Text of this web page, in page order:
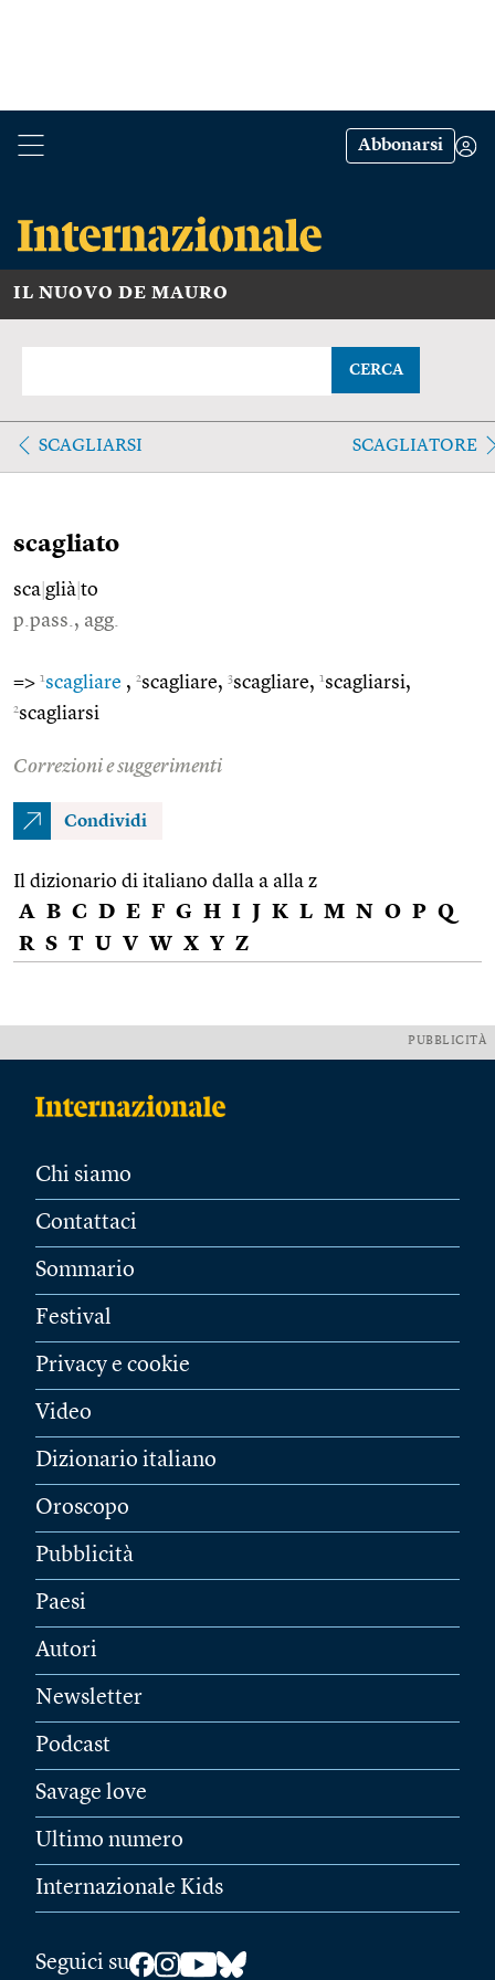
Abbonarsi
IL NUOVO DE MAURO
CERCA
SCAGLIARSI SCAGLIATORE
scagliato
sca glià to
p.pass., agg.
=> 1scagliare , 2scagliare, 3scagliare, 1scagliarsi,
2scagliarsi
Correzioni e suggerimenti
Condividi
Il dizionario di italiano dalla a alla z
A B C D E F G H I J K L M N O P Q
R S T U V W X Y Z
PUBBLICITÀ
Chi siamo
Contattaci
Sommario
Festival
Privacy e cookie
Video
Dizionario italiano
Oroscopo
Pubblicità
Paesi
Autori
Newsletter
Podcast
Savage love
Ultimo numero
Internazionale Kids
Seguici su